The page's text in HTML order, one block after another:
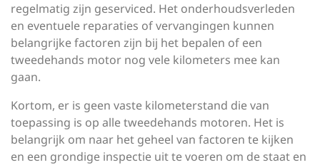
regelmatig zijn geserviced. Het onderhoudsverleden
en eventuele reparaties of vervangingen kunnen
belangrijke factoren zijn bij het bepalen of een
tweedehands motor nog vele kilometers mee kan
gaan.
Kortom, er is geen vaste kilometerstand die van
toepassing is op alle tweedehands motoren. Het is
belangrijk om naar het geheel van factoren te kijken
en een grondige inspectie uit te voeren om de staat en